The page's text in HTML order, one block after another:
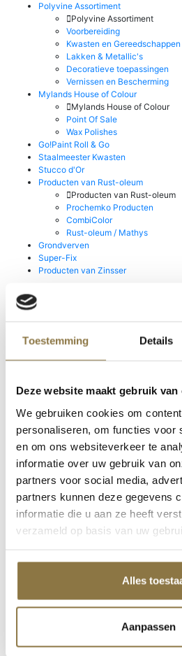
Toestemming Details
Deze website maakt gebruik van
We gebruiken cookies om
personaliseren, om functies voor
en om ons websiteverkeer te
informatie over uw gebruik van
partners voor social media,
partners kunnen deze gegevens
informatie die u aan ze heeft
verzameld op basis van uw
Alles
Aanpassen
Polyvine Assortiment
Polyvine Assortiment
Voorbereiding
Kwasten en Gereedschappen
Lakken & Metallic's
Decoratieve toepassingen
Vernissen en Bescherming
Mylands House of Colour
Mylands House of Colour
Point Of Sale
Wax Polishes
Go!Paint Roll & Go
Staalmeester Kwasten
Stucco d'Or
Producten van Rust-oleum
Producten van Rust-oleum
Prochemko Producten
CombiColor
Rust-oleum / Mathys
Grondverven
Super-Fix
Producten van Zinsser
Productcategorieën
Home/Producten/Polyvine Assortiment
Hoge kleurconcentratie
Toepassing
Beits, muurverf,
scumble glaze
Merkblad Downloaden
Veiligheidsblad Downloaden
Acryl Pigmenten
| zijn super
kleurstof kan worden gebruikt in